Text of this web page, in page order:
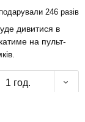
подарували 246 разів
дивитися в
на пульт-
1 год.